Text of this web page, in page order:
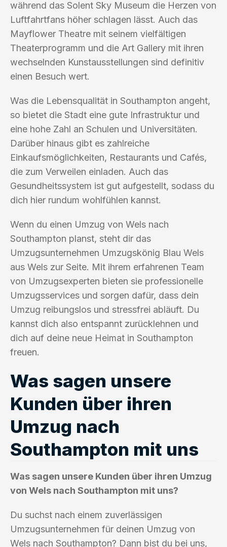
während das Solent Sky Museum die Herzen von
Luftfahrtfans höher schlagen lässt. Auch das
Mayflower Theatre mit seinem vielfältigen
Theaterprogramm und die Art Gallery mit ihren
wechselnden Kunstausstellungen sind definitiv
einen Besuch wert.
Was die Lebensqualität in Southampton angeht,
so bietet die Stadt eine gute Infrastruktur und
eine hohe Zahl an Schulen und Universitäten.
Darüber hinaus gibt es zahlreiche
Einkaufsmöglichkeiten, Restaurants und Cafés,
die zum Verweilen einladen. Auch das
Gesundheitssystem ist gut aufgestellt, sodass du
dich hier rundum wohlfühlen kannst.
Wenn du einen Umzug von Wels nach
Southampton planst, steht dir das
Umzugsunternehmen Umzugskönig Blau Wels
aus Wels zur Seite. Mit ihrem erfahrenen Team
von Umzugsexperten bieten sie professionelle
Umzugsservices und sorgen dafür, dass dein
Umzug reibungslos und stressfrei abläuft. Du
kannst dich also entspannt zurücklehnen und
dich auf deine neue Heimat in Southampton
freuen.
Was sagen unsere
Kunden über ihren
Umzug nach
Southampton mit uns
Was sagen unsere Kunden über ihren Umzug
von Wels nach Southampton mit uns?
Du suchst nach einem zuverlässigen
Umzugsunternehmen für deinen Umzug von
Wels nach Southampton? Dann bist du bei uns,